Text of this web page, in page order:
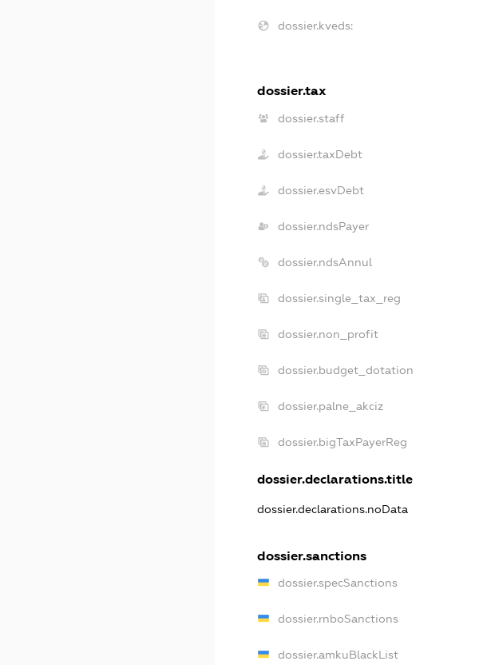
dossier.kveds:
dossier.tax
dossier.staff
dossier.taxDebt
dossier.esvDebt
dossier.ndsPayer
dossier.ndsAnnul
dossier.single_tax_reg
dossier.non_profit
dossier.budget_dotation
dossier.palne_akciz
dossier.bigTaxPayerReg
dossier.declarations.title
dossier.declarations.noData
dossier.sanctions
dossier.specSanctions
dossier.rnboSanctions
dossier.amkuBlackList